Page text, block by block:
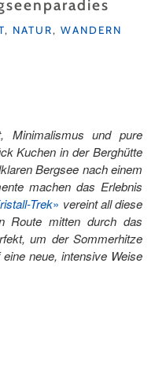
, NATUR, WANDERN
Minimalismus und pure
Kuchen in der Berghütte
Bergsee nach einem
machen das Erlebnis
Trek» vereint all diese
Route mitten durch das
um der Sommerhitze
neue, intensive Weise